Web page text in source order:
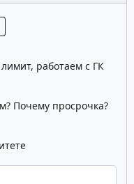
работаем с ГК
Почему просрочка?